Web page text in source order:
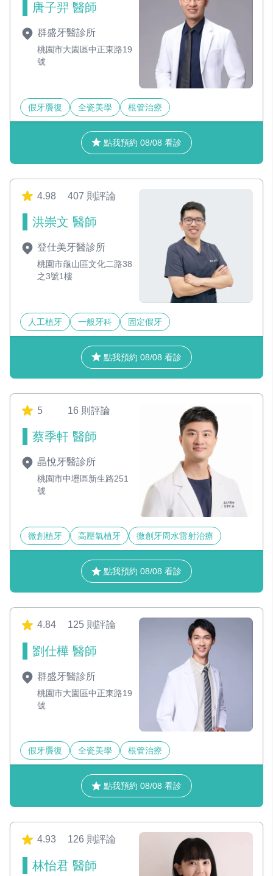
唐子羿 醫師
群盛牙醫診所
桃園市大園區中正東路19
號
假牙贗復 全瓷美學 根管治療
點我預約 08/08 看診
4.98 407 則評論
洪崇文 醫師
登仕美牙醫診所
桃園市龜山區文化二路38
之3號1樓
人工植牙 一般牙科 固定假牙
點我預約 08/08 看診
5 16 則評論
蔡季軒 醫師
晶悅牙醫診所
桃園市中壢區新生路251
號
微創植牙 高壓氧植牙 微創牙周水雷射治療
點我預約 08/08 看診
4.84 125 則評論
劉仕樺 醫師
群盛牙醫診所
桃園市大園區中正東路19
號
假牙贗復 全瓷美學 根管治療
點我預約 08/08 看診
4.93 126 則評論
林怡君 醫師